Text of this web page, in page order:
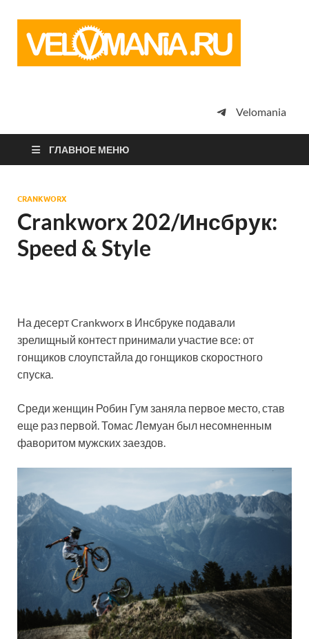
просто
Velomania
ГЛАВНОЕ МЕНЮ
CRANKWORX
Crankworx 202/Инсбрук:
Speed & Style
На десерт Crankworx в Инсбруке подавали
зрелищный контест принимали участие все: от
гонщиков слоупстайла до гонщиков скоростного
спуска.
Среди женщин Робин Гум заняла первое место, став
еще раз первой. Томас Лемуан был несомненным
фаворитом мужских заездов.